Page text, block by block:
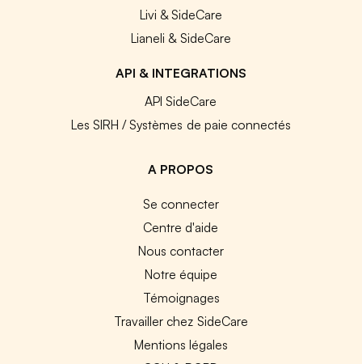
Livi & SideCare
Lianeli & SideCare
API & INTEGRATIONS
API SideCare
Les SIRH / Systèmes de paie connectés
A PROPOS
Se connecter
Centre d'aide
Nous contacter
Notre équipe
Témoignages
Travailler chez SideCare
Mentions légales